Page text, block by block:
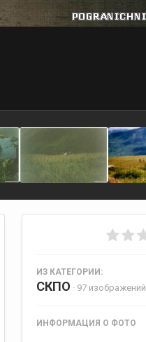
ИЗ КАТЕГОРИИ:
СКПО · 97 изображений
ИНФОРМАЦИЯ О ФОТО